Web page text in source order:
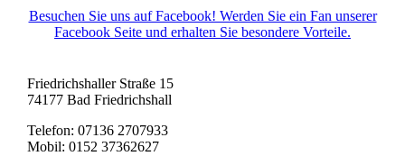
Besuchen Sie uns auf Facebook! Werden Sie ein Fan unserer
Facebook Seite und erhalten Sie besondere Vorteile.
Friedrichshaller Straße 15
74177 Bad Friedrichshall
Telefon: 07136 2707933
Mobil: 0152 37362627